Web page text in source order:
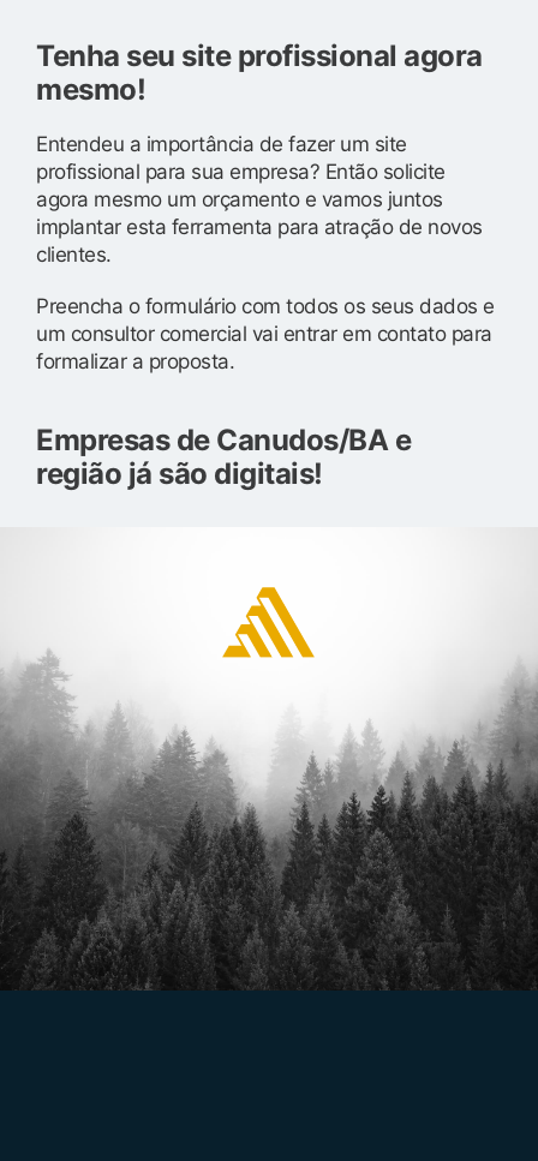
Tenha seu site profissional agora
mesmo!
Entendeu a importância de fazer um site
profissional para sua empresa? Então solicite
agora mesmo um orçamento e vamos juntos
implantar esta ferramenta para atração de novos
clientes.
Preencha o formulário com todos os seus dados e
um consultor comercial vai entrar em contato para
formalizar a proposta.
Empresas de Canudos/BA e
região já são digitais!